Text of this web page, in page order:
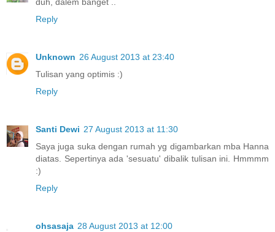
duh, dalem banget ..
Reply
Unknown 26 August 2013 at 23:40
Tulisan yang optimis :)
Reply
Santi Dewi 27 August 2013 at 11:30
Saya juga suka dengan rumah yg digambarkan mba Hanna
diatas. Sepertinya ada 'sesuatu' dibalik tulisan ini. Hmmmm
:)
Reply
ohsasaja 28 August 2013 at 12:00